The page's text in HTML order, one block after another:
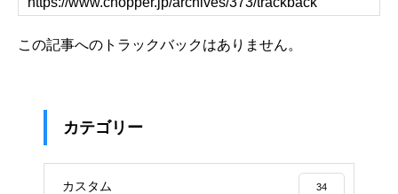
この記事へのトラックバックはありません。
カテゴリー
カスタム 34